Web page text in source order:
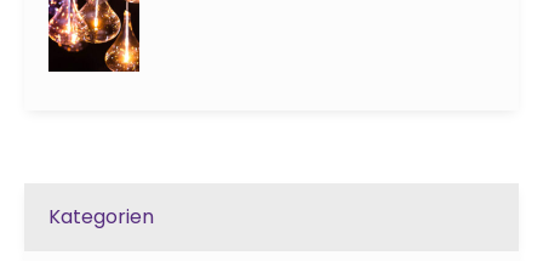
Kategorien